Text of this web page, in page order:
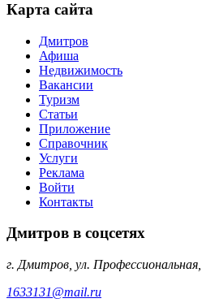
Карта сайта
Дмитров
Афиша
Недвижимость
Вакансии
Туризм
Статьи
Приложение
Справочник
Услуги
Реклама
Войти
Контакты
Дмитров в соцсетях
г. Дмитров, ул.
1633131@mail.ru